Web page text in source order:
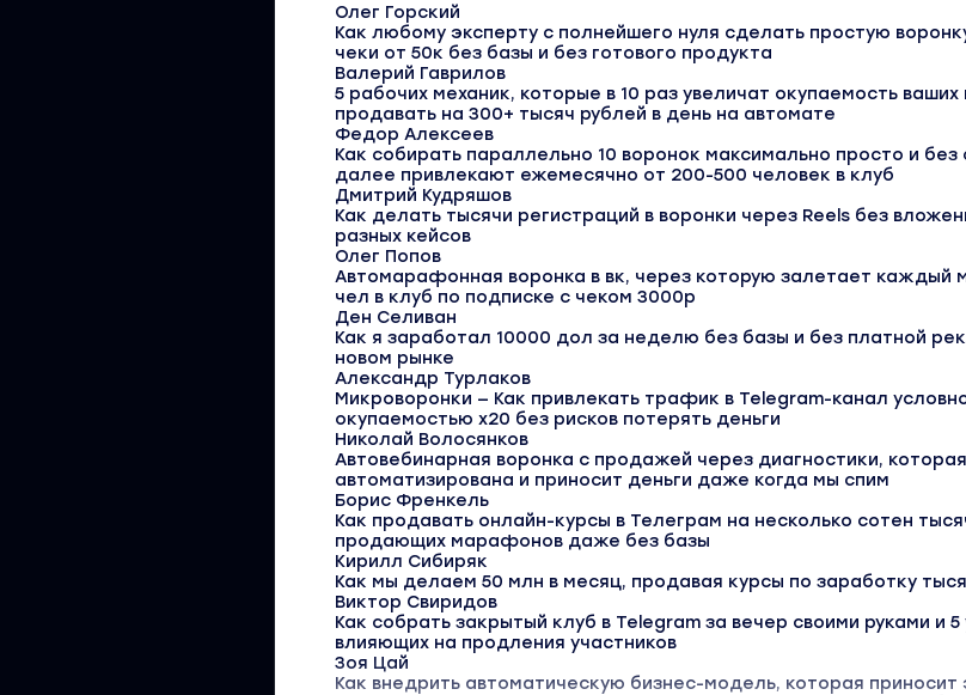
Олег Горский
Как любому эксперту с полнейшего нуля сделать простую
чеки от 50к без базы и без готового продукта
Валерий Гаврилов
5 рабочих механик, которые в 10 раз увеличат окупаемость ваших
продавать на 300+ тысяч рублей в день на автомате
Федор Алексеев
Как собирать параллельно 10 воронок максимально просто и без
далее привлекают ежемесячно от 200-500 человек в клуб
Дмитрий Кудряшов
Как делать тысячи регистраций в воронки через Reels без
разных кейсов
Олег Попов
Автомарафонная воронка в вк, через которую залетает каждый
чел в клуб по подписке с чеком 3000р
Ден Селиван
Как я заработал 10000 дол за неделю без базы и без платной
новом рынке
Александр Турлаков
Микроворонки — Как привлекать трафик в Telegram-канал
окупаемостью х20 без рисков потерять деньги
Николай Волосянков
Автовебинарная воронка с продажей через диагностики,
автоматизирована и приносит деньги даже когда мы спим
Борис Френкель
Как продавать онлайн-курсы в Телеграм на несколько сотен
продающих марафонов даже без базы
Кирилл Сибиряк
Как мы делаем 50 млн в месяц, продавая курсы по заработку
Виктор Свиридов
Как собрать закрытый клуб в Telegram за вечер своими руками и
влияющих на продления участников
Зоя Цай
Как внедрить автоматическую бизнес-модель, которая приносит